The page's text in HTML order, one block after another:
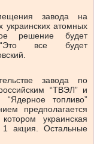
завода на
атомных
решение будет
“Это все будет
завода по
“ТВЭЛ” и
“Ядерное топливо”
предполагается
украинская
1 акция. Остальные